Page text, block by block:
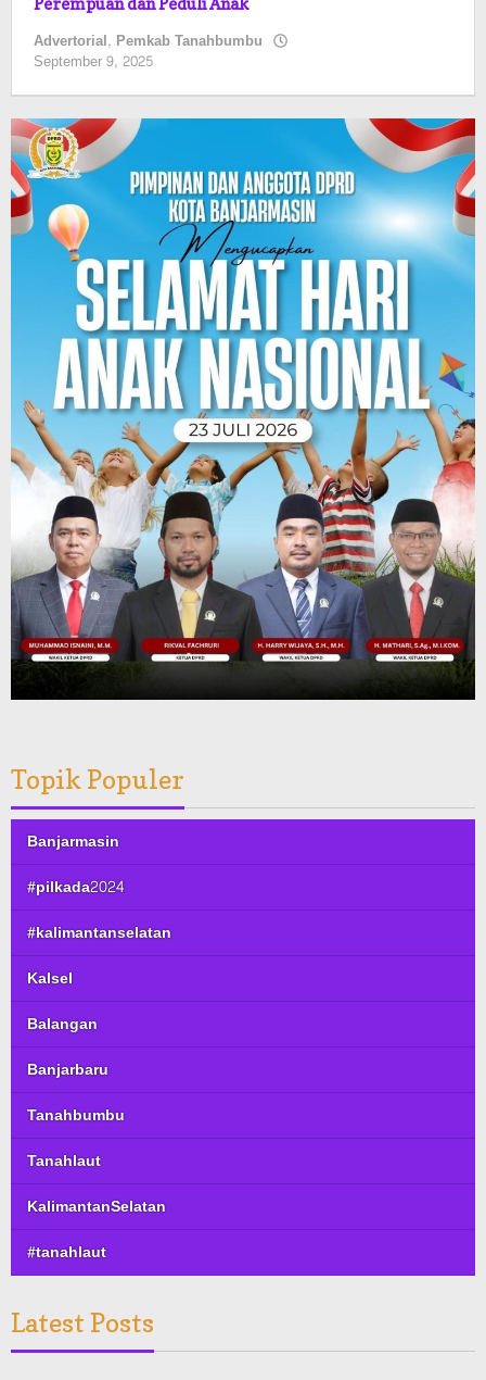
Advertorial, Pemkab Tanahbumbu
September 9, 2025
Topik Populer
Banjarmasin
#pilkada2024
#kalimantanselatan
Kalsel
Balangan
Banjarbaru
Tanahbumbu
Tanahlaut
KalimantanSelatan
#tanahlaut
Latest Posts